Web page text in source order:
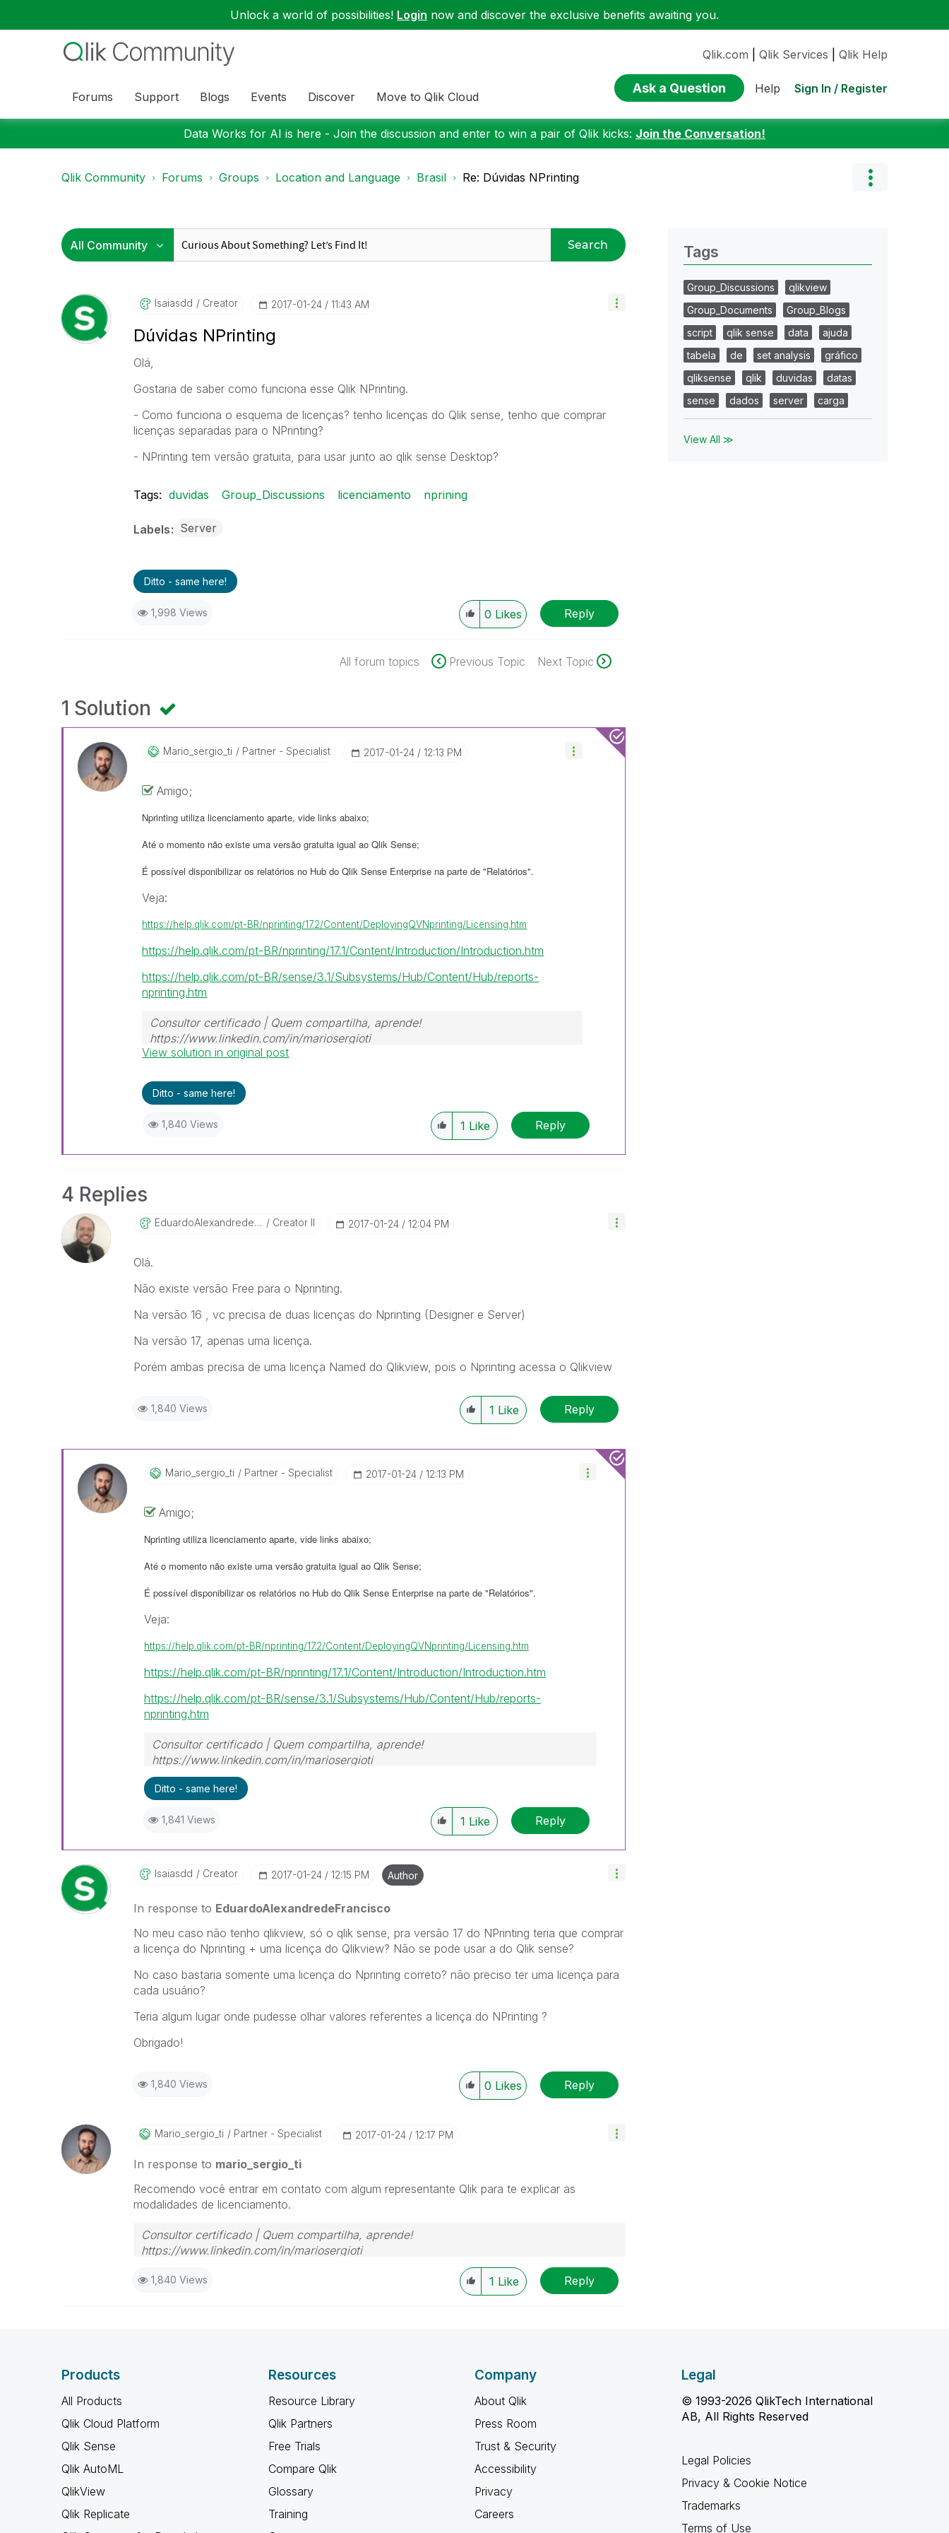
Unlock a world of possibilities! Login now and discover the exclusive benefits awaiting you.
Forums Support Blogs Events Discover Move to Qlik Cloud
Qlik.com Qlik Services Qlik Help
Ask a Question Help Sign In / Register
Data Works for AI is here - Join the discussion and enter to win a pair of Qlik kicks: Join the Conversation!
Qlik Community Forums Groups Location and Language Brasil Re: Dúvidas NPrinting
Search
Isaiasdd Creator ‎2017-01-24 11:43 AM
Dúvidas NPrinting
Olá,
Gostaria de saber como funciona esse Qlik NPrinting.
- Como funciona o esquema de licenças? tenho licenças do Qlik sense, tenho que comprar
licenças separadas para o NPrinting?
- NPrinting tem versão gratuita, para usar junto ao qlik sense Desktop?
Tags: duvidas Group_Discussions licenciamento nprining
Labels Server
Ditto - same here!
1,998 Views 0 Likes Reply
All forum topics Previous Topic Next Topic
1 Solution
Mario_sergio_ti Partner - Specialist ‎2017-01-24 12:13 PM
Amigo;
Nprinting utiliza licenciamento aparte, vide links abaixo;
Até o momento não existe uma versão gratuita igual ao Qlik Sense;
É possível disponibilizar os relatórios no Hub do Qlik Sense Enterprise na parte de "Relatórios".
Veja:
https://help.qlik.com/pt-BR/nprinting/17.2/Content/DeployingQVNprinting/Licensing.htm
https://help.qlik.com/pt-BR/nprinting/17.1/Content/Introduction/Introduction.htm
https://help.qlik.com/pt-BR/sense/3.1/Subsystems/Hub/Content/Hub/reports-
nprinting.htm
Consultor certificado | Quem compartilha, aprende!
https://www.linkedin.com/in/mariosergioti
View solution in original post
Ditto - same here!
1,840 Views 1 Like Reply
4 Replies
EduardoAlexandrEdeFrancisco Creator II ‎2017-01-24 12:04 PM
Olá.
Não existe versão Free para o Nprinting.
Na versão 16 , vc precisa de duas licenças do Nprinting (Designer e Server)
Na versão 17, apenas uma licença.
Porém ambas precisa de uma licença Named do Qlikview, pois o Nprinting acessa o Qlikview
1,840 Views 1 Like Reply
Mario_sergio_ti Partner - Specialist ‎2017-01-24 12:13 PM
Amigo;
Nprinting utiliza licenciamento aparte, vide links abaixo;
Até o momento não existe uma versão gratuita igual ao Qlik Sense;
É possível disponibilizar os relatórios no Hub do Qlik Sense Enterprise na parte de "Relatórios".
Veja:
https://help.qlik.com/pt-BR/nprinting/17.2/Content/DeployingQVNprinting/Licensing.htm
https://help.qlik.com/pt-BR/nprinting/17.1/Content/Introduction/Introduction.htm
https://help.qlik.com/pt-BR/sense/3.1/Subsystems/Hub/Content/Hub/reports-
nprinting.htm
Consultor certificado | Quem compartilha, aprende!
https://www.linkedin.com/in/mariosergioti
Ditto - same here!
1,841 Views 1 Like Reply
Isaiasdd Creator ‎2017-01-24 12:15 PM Author
In response to EduardoAlexandredeFrancisco
No meu caso não tenho qlikview, só o qlik sense, pra versão 17 do NPrinting teria que comprar
a licença do Nprinting + uma licença do Qlikview? Não se pode usar a do Qlik sense?
No caso bastaria somente uma licença do Nprinting correto? não preciso ter uma licença para
cada usuário?
Teria algum lugar onde pudesse olhar valores referentes a licença do NPrinting ?
Obrigado!
1,840 Views 0 Likes Reply
Mario_sergio_ti Partner - Specialist ‎2017-01-24 12:17 PM
In response to mario_sergio_ti
Recomendo você entrar em contato com algum representante Qlik para te explicar as
modalidades de licenciamento.
Consultor certificado | Quem compartilha, aprende!
https://www.linkedin.com/in/mariosergioti
1,840 Views 1 Like Reply
Tags
Group_Discussions
qlikview
Group_Documents
Group_Blogs
script
qlik sense data
ajuda
tabela
de set analysis
gráfico
qliksense
qlik duvidas
datas
sense
dados server carga
View All ≫
Products
All Products
Qlik Cloud Platform
Qlik Sense
Qlik AutoML
QlikView
Qlik Replicate
Resources
Resource Library
Qlik Partners
Free Trials
Compare Qlik
Glossary
Training
Company
About Qlik
Press Room
Trust & Security
Accessibility
Privacy
Careers
Legal
© 1993-2026 QlikTech International
AB, All Rights Reserved
Legal Policies
Privacy & Cookie Notice
Trademarks
Terms of Use